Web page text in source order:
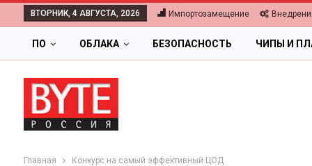
ВТОРНИК, 4 АВГУСТА, 2026 Импортозамещение
ПО ОБЛАКА БЕЗОПАСНОСТЬ ЧИПЫ И
Главная Конкурс на самый эффективный ЦОД